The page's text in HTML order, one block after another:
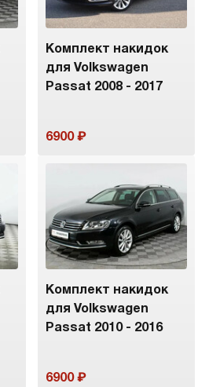
Комплект накидок
для Volkswagen
Passat 2008 - 2017
6900
Комплект накидок
для Volkswagen
Passat 2010 - 2016
6900